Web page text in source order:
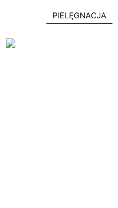
PIELĘGNACJA